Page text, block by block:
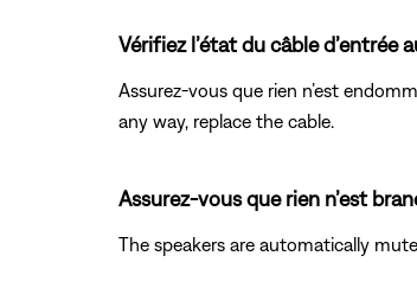
Vérifiez l’état du câble d’entrée
Assurez-vous que rien n’est
any way, replace the cable.
Assurez-vous que rien n’est
The speakers are automatically